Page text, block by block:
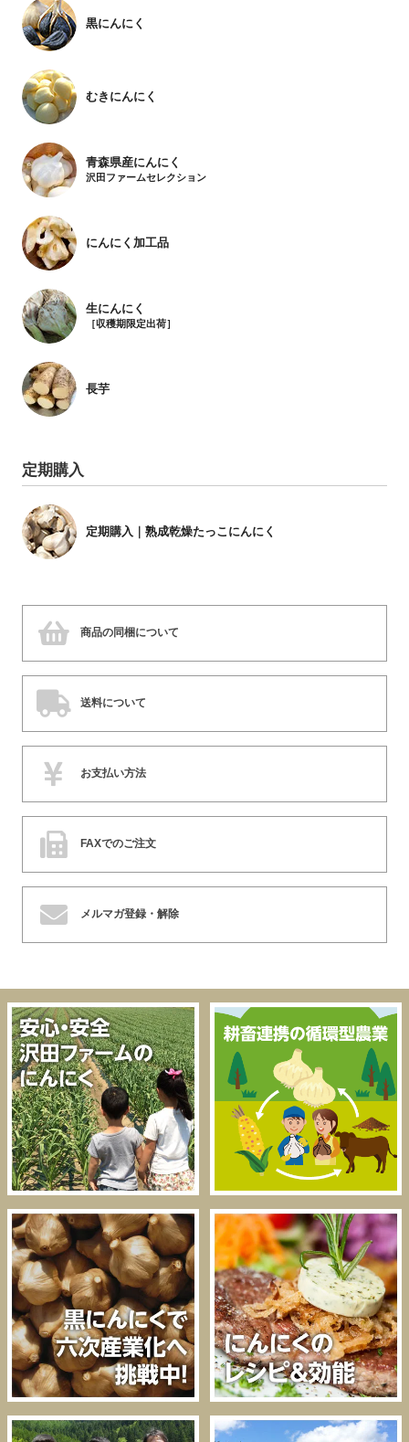
黒にんにく
むきにんにく
青森県産にんにく
沢田ファームセレクション
にんにく加工品
生にんにく
［収穫期限定出荷］
長芋
定期購入
定期購入｜熟成乾燥たっこにんにく
商品の同梱について
送料について
お支払い方法
FAXでのご注文
メルマガ登録・解除